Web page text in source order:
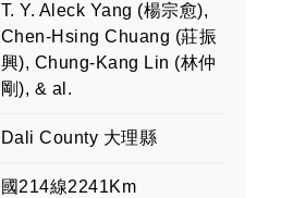
T. Y. Aleck Yang (楊宗愈),
Chen-Hsing Chuang (莊振
興), Chung-Kang Lin (林仲
剛), & al.
Dali County 大理縣
國214線2241Km